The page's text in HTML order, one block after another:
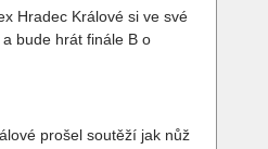
Hradec Králové si ve své
bude hrát finále B o
prošel soutěží jak nůž